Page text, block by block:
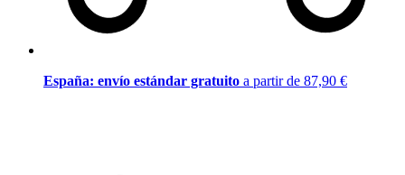
España: envío estándar gratuito a partir de 87,90 €